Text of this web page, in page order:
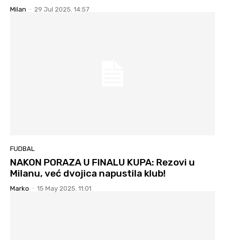
Milan - 29 Jul 2025. 14:57
FUDBAL
NAKON PORAZA U FINALU KUPA: Rezovi u
Milanu, već dvojica napustila klub!
Marko - 15 May 2025. 11:01